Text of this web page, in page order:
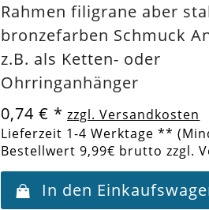
Rahmen filigrane aber
bronzefarben Schmuck
z.B. als Ketten- oder
Ohrringanhänger
0,74 € * zzgl. Versandkosten
Lieferzeit 1-4 Werktage **
Bestellwert 9,99€ brutto zzgl.
In den